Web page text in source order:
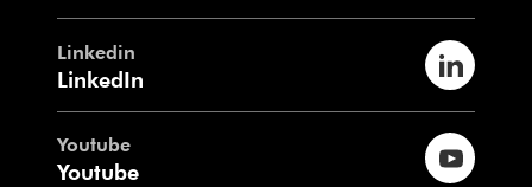
Linkedin
LinkedIn
Youtube
Youtube